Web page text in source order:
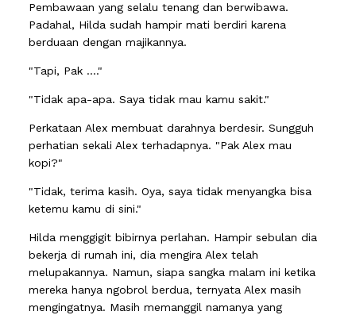
Pembawaan yang selalu tenang dan berwibawa.
Padahal, Hilda sudah hampir mati berdiri karena
berduaan dengan majikannya.
"Tapi, Pak ...."
"Tidak apa-apa. Saya tidak mau kamu sakit."
Perkataan Alex membuat darahnya berdesir. Sungguh
perhatian sekali Alex terhadapnya. "Pak Alex mau
kopi?"
"Tidak, terima kasih. Oya, saya tidak menyangka bisa
ketemu kamu di sini."
Hilda menggigit bibirnya perlahan. Hampir sebulan dia
bekerja di rumah ini, dia mengira Alex telah
melupakannya. Namun, siapa sangka malam ini ketika
mereka hanya ngobrol berdua, ternyata Alex masih
mengingatnya. Masih memanggil namanya yang